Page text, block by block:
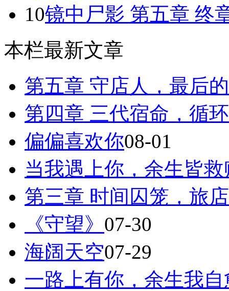
10镜中尸影 第五章 终
本栏最新文章
第五章 守店人，最后
第四章 三代宿命，循
偏偏喜欢你08-01
当我遇上你，余生皆救
第三章 时间囚笼，旅
《守望》 07-30
海阔天空07-29
一路上有你，余生我自